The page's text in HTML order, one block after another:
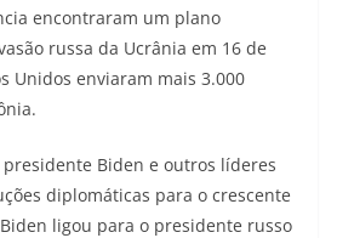
encontraram um plano
russa da Ucrânia em 16 de
Unidos enviaram mais 3.000
Biden e outros líderes
diplomáticas para o crescente
ligou para o presidente russo